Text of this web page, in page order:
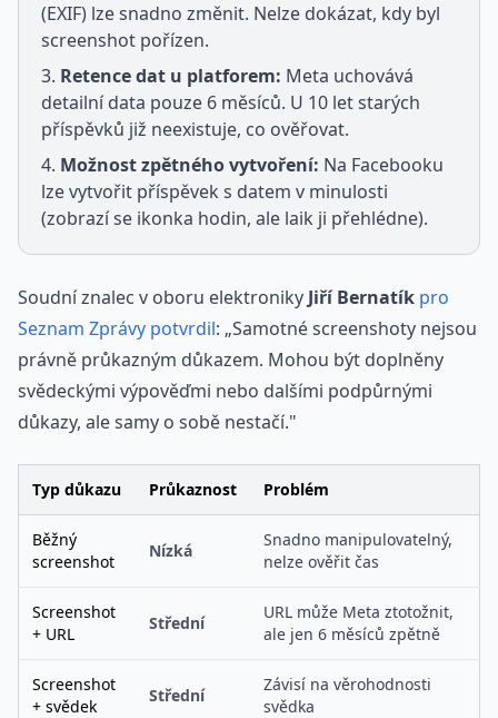
(EXIF) lze snadno změnit. Nelze dokázat, kdy byl
screenshot pořízen.
Retence dat u platforem: Meta uchovává
detailní data pouze 6 měsíců. U 10 let starých
příspěvků již neexistuje, co ověřovat.
Možnost zpětného vytvoření: Na Facebooku
lze vytvořit příspěvek s datem v minulosti
(zobrazí se ikonka hodin, ale laik ji přehlédne).
Soudní znalec v oboru elektroniky Jiří Bernatík pro
Seznam Zprávy potvrdil: „Samotné screenshoty nejsou
právně průkazným důkazem. Mohou být doplněny
svědeckými výpověďmi nebo dalšími podpůrnými
důkazy, ale samy o sobě nestačí."
Typ důkazu Průkaznost Problém
Běžný
screenshot
Nízká
Snadno manipulovatelný,
nelze ověřit čas
Screenshot
+ URL
Střední
URL může Meta ztotožnit,
ale jen 6 měsíců zpětně
Screenshot
+ svědek
Střední
Závisí na věrohodnosti
svědka